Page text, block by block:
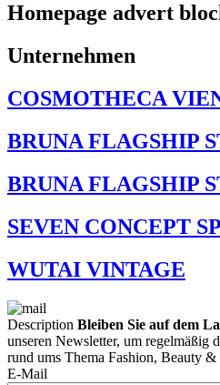
Homepage advert
Unternehmen
COSMOTHECA
BRUNA FLAGSHIP
BRUNA FLAGSHIP
SEVEN CONCEPT
WUTAI VINTAGE
Description Bleiben Sie auf dem
unseren Newsletter, um regelmäßig
rund ums Thema Fashion, Beauty
E-Mail